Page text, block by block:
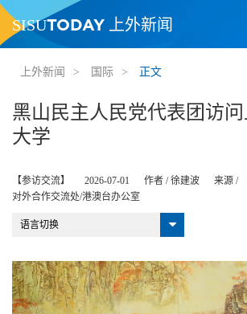
SISUTODAY 上外新闻
上外新闻 > 国际 > 正文
黑山民主人民党代表团访
大学
【参访交流】 2026-07-01 作者 /徐建波
来源 /
对外合作交流处/港澳台办公室
语言切换